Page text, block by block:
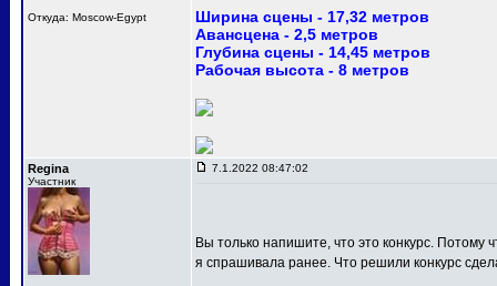
Откуда: Moscow-Egypt
Ширина сцены - 17,32 метров
Авансцена - 2,5 метров
Глубина сцены - 14,45 метров
Рабочая высота - 8 метров
Regina
Участник
7.1.2022 08:47:02
Вы только напишите, что это конкурс. Потому
я спрашивала ранее. Что решили конкурс